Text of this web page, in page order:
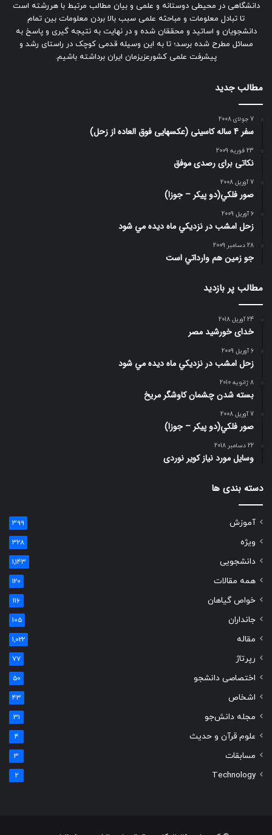
دانشگاهی در محیطی دوستانه و علمی و بیان مطالب مرتبط با هررشته است
تا تبادل معلومات و مباحثه علمی سبب بالا بردن معلومات بین تمام
دانشجویان و اساتید و محققان شده و در نهایت به نتیجه گیری و پاسخ به
مسائل مطرح شده برسد؛ تا به این وسیله قدمی کوچک در راستای رشد و
پیشرفت علمی کشورعزیزمان ایران برداشته باشیم.
مطالب جدید
7 جولای 2008
سفر 4 ساله کاسینی (عکسهایی فوق العاده از زحل)
23 فوریه 2009
نکاتی برای رصدی موفق
7 آوریل 2008
صور فلكي(دو پیکر – جوزا)
6 آوریل 2009
زحل امشب در نزديكي ماه ديده مي شود
28 دسامبر 2009
جو زمين هم وارداتي است
مطالب پر بازدید
24 آوریل 2018
خدای خورشید مصر
6 آوریل 2009
زحل امشب در نزديكي ماه ديده مي شود
8 ژانویه 2010
بسته شدن چشمان کاوشگر مريخ
7 آوریل 2008
صور فلكي(دو پیکر – جوزا)
22 دسامبر 2018
وسایل مورد نیاز کویر نوردی
دسته بندی ها
آموزش 399
ویژه 328
دانشجویی 1,143
همه مقالات 120
خواص گیاهان 116
جانداران 105
مقاله 1,022
رپرتاژ 77
اختصاصی دانشجو 50
اشخاص 43
مجله دانش‌جو 31
علوم قرآن و حدیث 4
مسابقات 3
Technology
2